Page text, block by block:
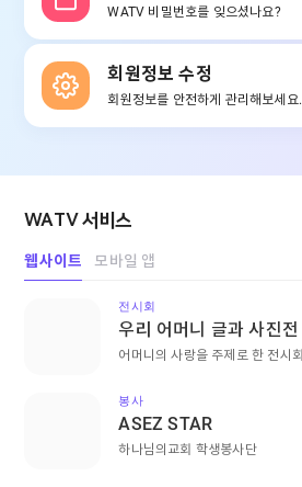
WATV 비밀번호를 잊으셨나요?
회원정보 수정
회원정보를 안전하게 관리해보세요.
WATV 서비스
웹사이트 모바일 앱
전시회
우리 어머니 글과 사진전
어머니의 사랑을 주제로 한 전시회
봉사
ASEZ STAR
하나님의교회 학생봉사단